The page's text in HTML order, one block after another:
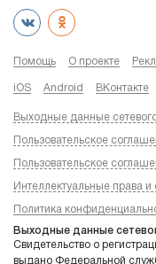
Помощь О проекте
iOS Android ВКонтакте
Выходные данные
Пользовательское
Пользовательское
Интеллектуальные права и
Политика
Выходные данные
Свидетельство о
выдано Федеральной